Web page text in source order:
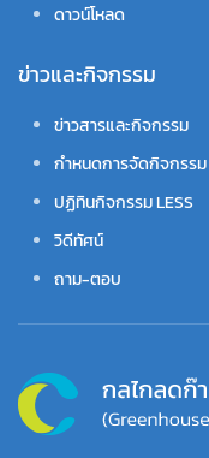
ดาวน์โหลด
ข่าวและกิจกรรม
ข่าวสารและกิจกรรม
กำหนดการจัดกิจกรรม
ปฏิทินกิจกรรม LESS
วิดีทัศน์
ถาม-ตอบ